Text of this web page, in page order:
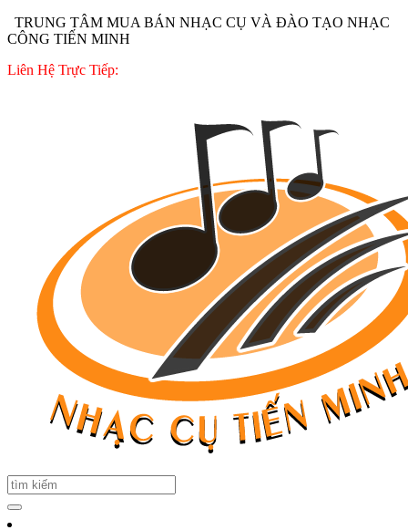
TRUNG TÂM MUA BÁN NHẠC CỤ VÀ ĐÀO TẠO NHẠC
CÔNG TIẾN MINH
Liên Hệ Trực Tiếp: